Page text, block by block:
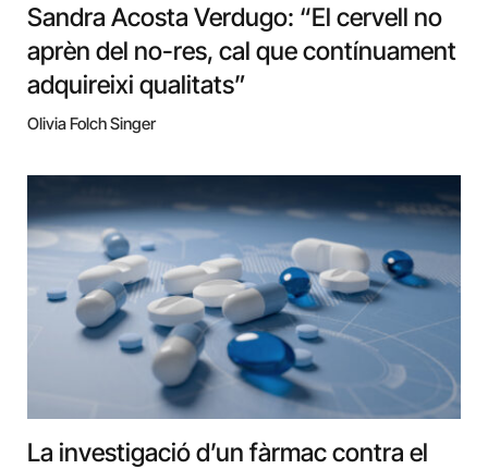
Sandra Acosta Verdugo: “El cervell no
aprèn del no-res, cal que contínuament
adquireixi qualitats”
Olivia Folch Singer
La investigació d’un fàrmac contra el